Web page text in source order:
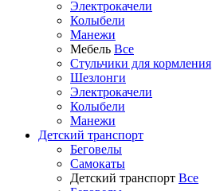
Электрокачели
Колыбели
Манежи
Мебель Все
Cтульчики для кормления
Шезлонги
Электрокачели
Колыбели
Манежи
Детский транспорт
Беговелы
Самокаты
Детский транспорт Все